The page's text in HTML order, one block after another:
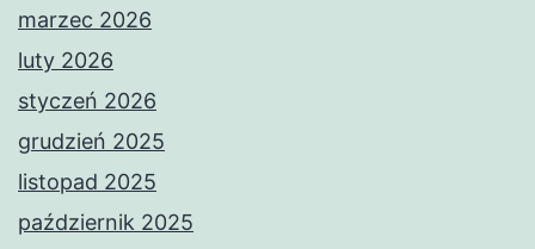
marzec 2026
luty 2026
styczeń 2026
grudzień 2025
listopad 2025
październik 2025